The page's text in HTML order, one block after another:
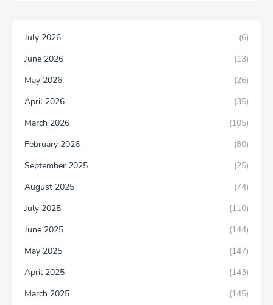
July 2026
(6)
June 2026
(13)
May 2026
(26)
April 2026
(35)
March 2026
(105)
February 2026
(80)
September 2025
(25)
August 2025
(74)
July 2025
(110)
June 2025
(144)
May 2025
(147)
April 2025
(143)
March 2025
(145)